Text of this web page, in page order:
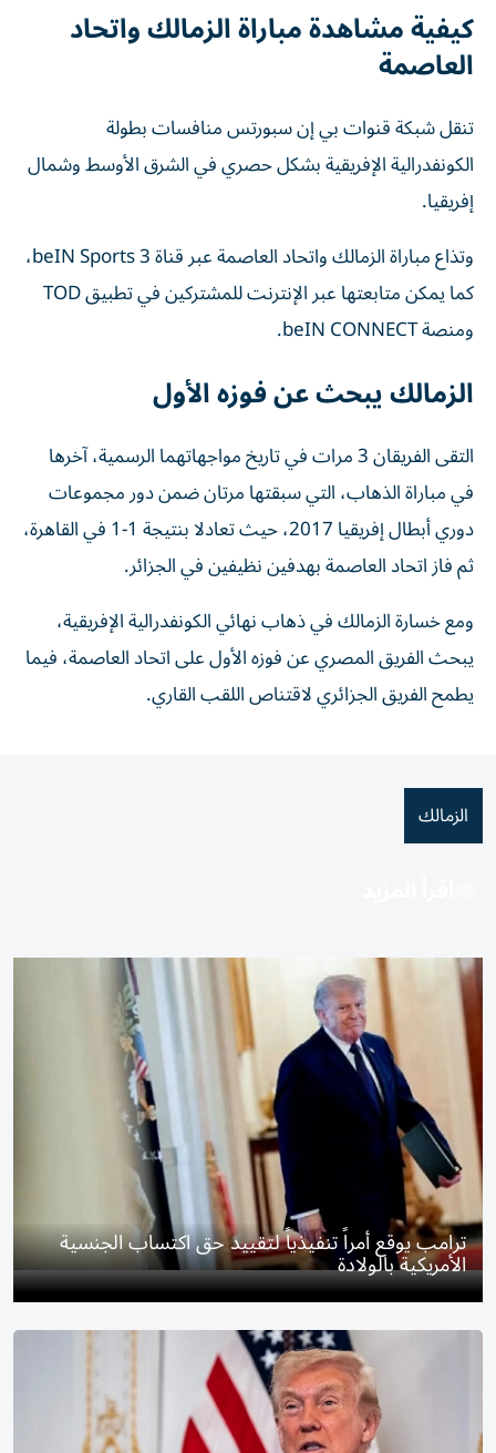
كيفية مشاهدة مباراة الزمالك واتحاد
العاصمة
تنقل شبكة قنوات بي إن سبورتس منافسات بطولة
الكونفدرالية الإفريقية بشكل حصري في الشرق الأوسط وشمال
إفريقيا.
وتذاع مباراة الزمالك واتحاد العاصمة عبر قناة beIN Sports 3،
كما يمكن متابعتها عبر الإنترنت للمشتركين في تطبيق TOD
ومنصة beIN CONNECT.
الزمالك يبحث عن فوزه الأول
التقى الفريقان 3 مرات في تاريخ مواجهاتهما الرسمية، آخرها
في مباراة الذهاب، التي سبقتها مرتان ضمن دور مجموعات
دوري أبطال إفريقيا 2017، حيث تعادلا بنتيجة 1-1 في القاهرة،
ثم فاز اتحاد العاصمة بهدفين نظيفين في الجزائر.
ومع خسارة الزمالك في ذهاب نهائي الكونفدرالية الإفريقية،
يبحث الفريق المصري عن فوزه الأول على اتحاد العاصمة، فيما
يطمح الفريق الجزائري لاقتناص اللقب القاري.
الزمالك
ترامب يوقع أمراً تنفيذياً لتقييد حق اكتساب الجنسية
الأمريكية بالولادة